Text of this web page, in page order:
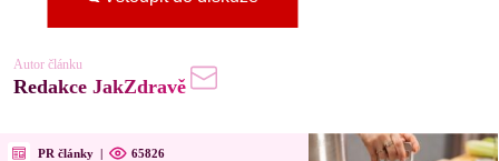
Autor článku
Redakce JakZdravě
PR články | 65826